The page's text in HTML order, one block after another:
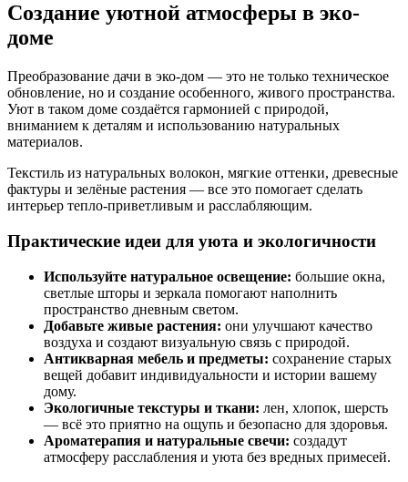
Создание уютной атмосферы в эко-
доме
Преобразование дачи в эко-дом — это не только техническое
обновление, но и создание особенного, живого пространства.
Уют в таком доме создаётся гармонией с природой,
вниманием к деталям и использованию натуральных
материалов.
Текстиль из натуральных волокон, мягкие оттенки, древесные
фактуры и зелёные растения — все это помогает сделать
интерьер тепло-приветливым и расслабляющим.
Практические идеи для уюта и экологичности
Используйте натуральное освещение: большие окна,
светлые шторы и зеркала помогают наполнить
пространство дневным светом.
Добавьте живые растения: они улучшают качество
воздуха и создают визуальную связь с природой.
Антикварная мебель и предметы: сохранение старых
вещей добавит индивидуальности и истории вашему
дому.
Экологичные текстуры и ткани: лен, хлопок, шерсть
— всё это приятно на ощупь и безопасно для здоровья.
Ароматерапия и натуральные свечи: создадут
атмосферу расслабления и уюта без вредных примесей.